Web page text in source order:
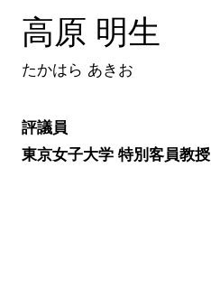
高原 明生
たかはら あきお
評議員
東京女子大学 特別客員教授